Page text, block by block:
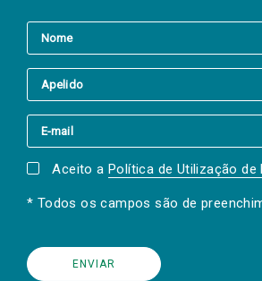
Aceito a Política de Utilização de
* Todos os campos são de